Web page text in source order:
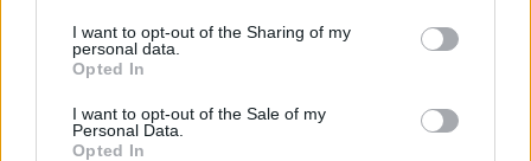
not limited to your visit or usage behaviour. You may click to
grant or deny consent to Google and its third-party tags to
use your data for below specified purposes in below Google
consent section.
I want to opt-out of the Sharing of my
personal data.
Opted In
I want to opt-out of the Sale of my
Personal Data.
Opted In
Francesca Galli · 7 Ago 2026